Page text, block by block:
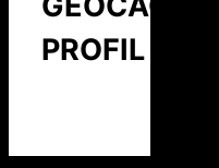
PROFIL